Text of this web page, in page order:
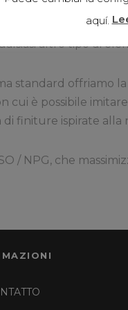
dimensioni degli
altro tipo di
standard offriamo
cui è possibile
di finiture ispirate alla
/ NPG, che
aquí.